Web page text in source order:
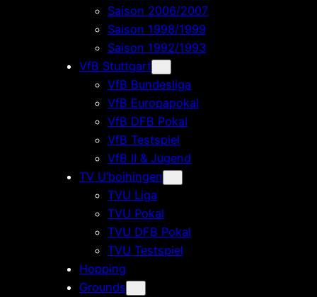
Saison 2006/2007
Saison 1998/1999
Saison 1992/1993
VfB Stuttgart
VfB Bundesliga
VfB Europapokal
VfB DFB Pokal
VfB Testspiel
VfB II & Jugend
TV U’boihingen
TVU Liga
TVU Pokal
TVU DFB Pokal
TVU Testspiel
Hopping
Grounds